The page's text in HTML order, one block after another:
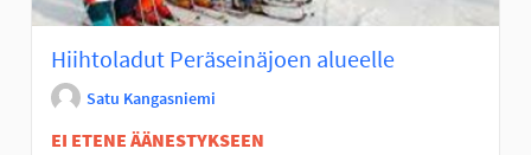
Hiihtoladut Peräseinäjoen alueelle
Satu Kangasniemi
EI ETENE ÄÄNESTYKSEEN